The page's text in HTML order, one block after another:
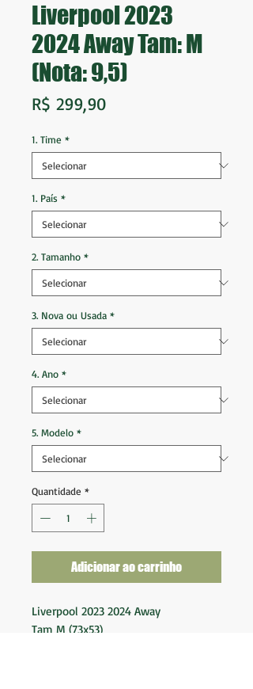
Liverpool 2023
2024 Away Tam: M
(Nota: 9,5)
R$ 299,90Preço
1. Time *
1. País *
2. Tamanho *
3. Nova ou Usada *
4. Ano *
5. Modelo *
Quantidade *
Adicionar ao carrinho
Liverpool 2023 2024 Away
Tam M (73x53)